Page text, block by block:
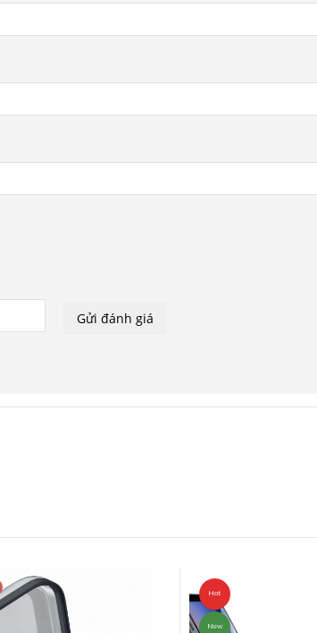
Hot
New